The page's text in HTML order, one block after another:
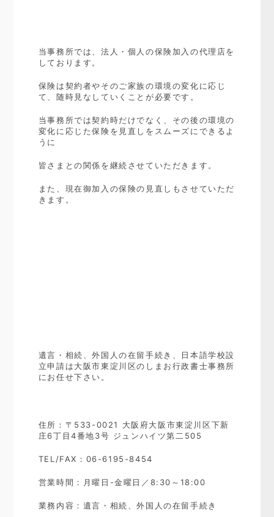
当事務所では、法人・個人の保険加入の代理店を
しております。
保険は契約者やそのご家族の環境の変化に応じ
て、随時見なしていくことが必要です。
当事務所では契約時だけでなく、その後の環境の
変化に応じた保険を見直しをスムーズにできるよ
うに
皆さまとの関係を継続させていただきます。
また、現在御加入の保険の見直しもさせていただ
きます。
遺言・相続、外国人の在留手続き、日本語学校設
立申請は大阪市東淀川区のしまお行政書士事務所
にお任せ下さい。
住所：〒533-0021 大阪府大阪市東淀川区下新
庄6丁目4番地3号 ジュンハイツ第二505
TEL/FAX：06-6195-8454
営業時間：月曜日-金曜日／8:30～18:00
業務内容：遺言・相続、外国人の在留手続き